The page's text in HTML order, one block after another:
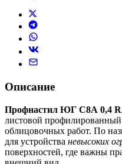
Описание
Профнастил ЮГ С8А 0,4
листовой
облицовочных работ. По
для устройства невысоких
поверхностей, где важны